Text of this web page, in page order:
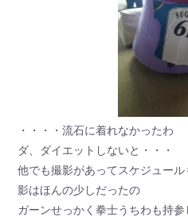
・・・・流石に着れなかったわ
ダ、ダイエットしないと・・・
他でも撮影があってスケジュー
影はほんの少しだったの
ガーンせっかく拳士うちわも持参